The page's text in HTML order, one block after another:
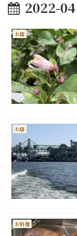
2022-04
お店
お店
お料理